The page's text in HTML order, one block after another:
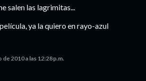
salen las lagrimitas...
ya la quiero en rayo-azul
de 2010 a las 12:28 p.m.